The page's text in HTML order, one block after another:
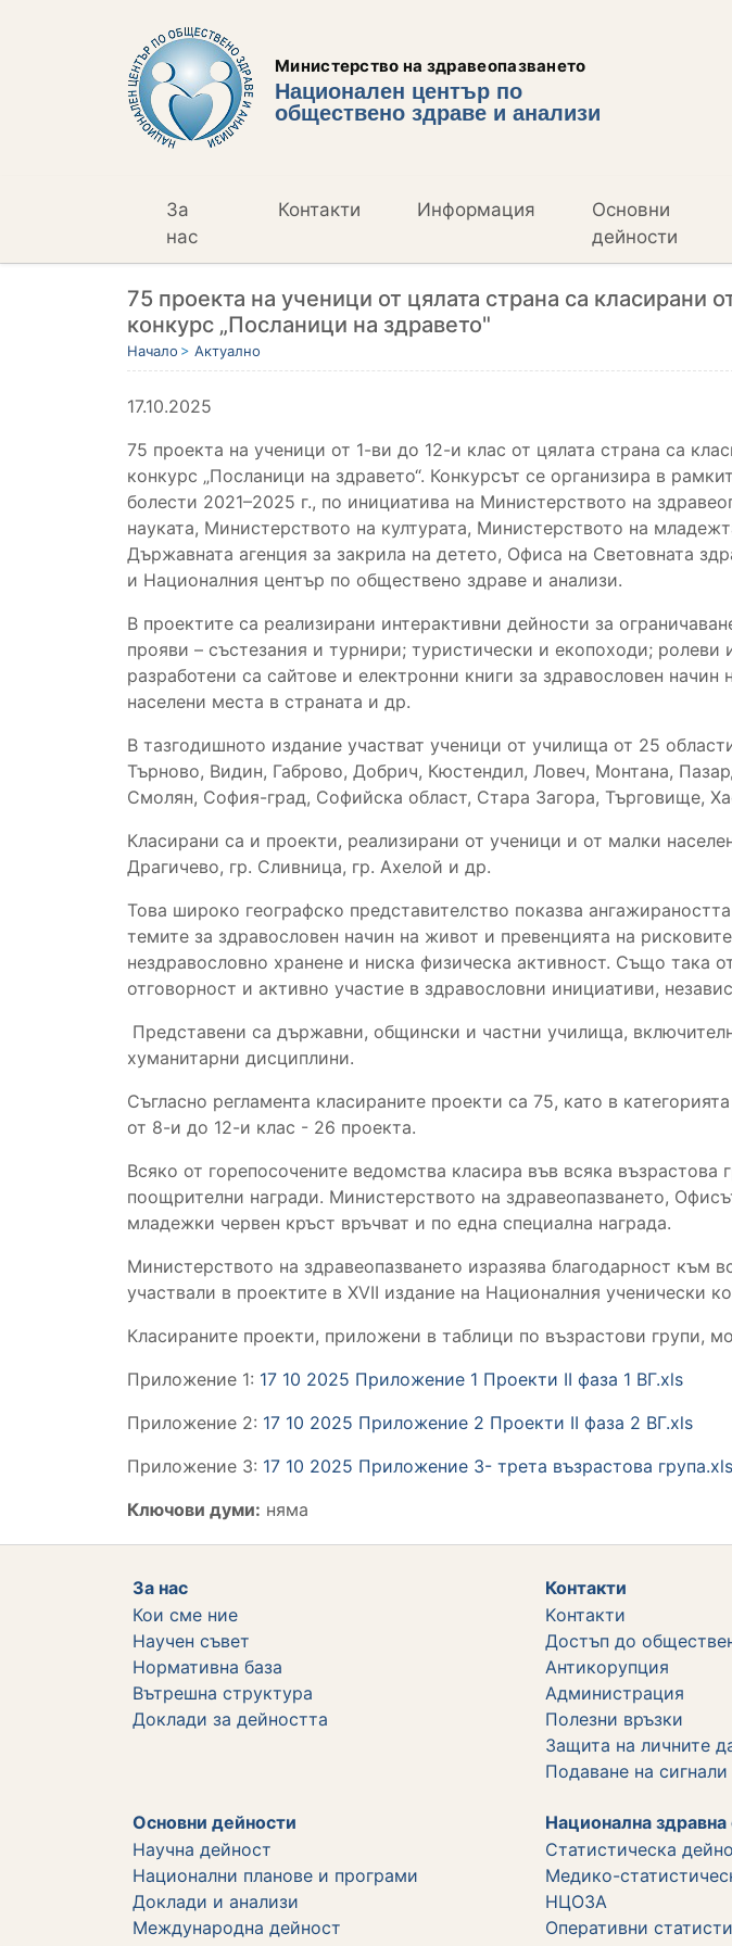
Министерство на здравеопазването
Национален център по
обществено здраве и анализи
За
нас
Контакти Информация
Основни
дейности
75 проекта на ученици от цялата страна са класирани
конкурс „Посланици на здравето"
Начало Актуално
17.10.2025
75 проекта на ученици от 1-ви до 12-и клас от цялата страна са
конкурс „Посланици на здравето“. Конкурсът се организира в
болести 2021–2025 г., по инициатива на Министерството на
науката, Министерството на културата, Министерството на
Държавната агенция за закрила на детето, Офиса на Световната
и Националния център по обществено здраве и анализи.
В проектите са реализирани интерактивни дейности за
прояви – състезания и турнири; туристически и екопоходи;
разработени са сайтове и електронни книги за здравословен
населени места в страната и др.
В тазгодишното издание участват ученици от училища от 25
Търново, Видин, Габрово, Добрич, Кюстендил, Ловеч, Монтана,
Смолян, София-град, Софийска област, Стара Загора, Търговище,
Класирани са и проекти, реализирани от ученици и от малки
Драгичево, гр. Сливница, гр. Ахелой и др.
Това широко географско представителство показва
темите за здравословен начин на живот и превенцията на
нездравословно хранене и ниска физическа активност. Също така
отговорност и активно участие в здравословни инициативи,
Представени са държавни, общински и частни училища,
хуманитарни дисциплини.
Съгласно регламента класираните проекти са 75, като в
от 8-и до 12-и клас - 26 проекта.
Всяко от горепосочените ведомства класира във всяка
поощрителни награди. Министерството на здравеопазването,
младежки червен кръст връчват и по една специална награда.
Министерството на здравеопазването изразява благодарност към
участвали в проектите в XVII издание на Националния ученически
Класираните проекти, приложени в таблици по възрастови групи,
Приложение 1: 17 10 2025 Приложение 1 Проекти II фаза 1 ВГ.xls
Приложение 2: 17 10 2025 Приложение 2 Проекти II фаза 2 ВГ.xls
Приложение 3: 17 10 2025 Приложение 3- трета възрастова група.xls
Ключови думи: няма
За нас
Кои сме ние
Научен съвет
Нормативна база
Вътрешна структура
Дoклади за дейността
Контакти
Kонтакти
Достъп до
Aнтикорупция
Администрация
Полезни връзки
Защита на личните
Подаване на
Основни дейности
Научна дейност
Национални планове и програми
Доклади и анализи
Международна дейност
Национална здравна
Статистическа
Медико-
НЦОЗА
Оперативни